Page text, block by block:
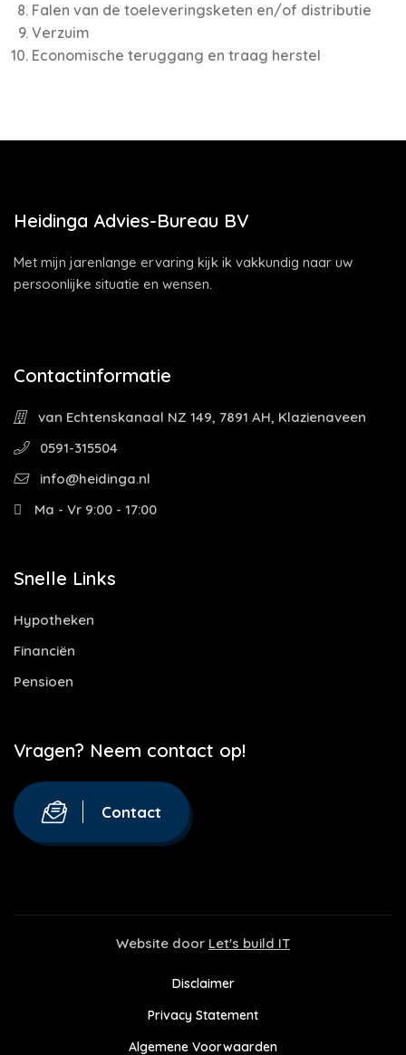
Falen van de toeleveringsketen en/of distributie
Verzuim
Economische teruggang en traag herstel
Heidinga Advies-Bureau BV
Met mijn jarenlange ervaring kijk ik vakkundig naar uw
persoonlijke situatie en wensen.
Contactinformatie
van Echtenskanaal NZ 149, 7891 AH, Klazienaveen
0591-315504
info@heidinga.nl
Ma - Vr 9:00 - 17:00
Snelle Links
Hypotheken
Financiën
Pensioen
Vragen? Neem contact op!
Contact
Website door Let's build IT
Disclaimer
Privacy Statement
Algemene Voorwaarden